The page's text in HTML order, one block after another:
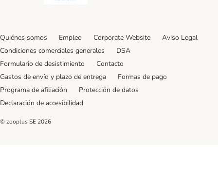
Quiénes somos Empleo Corporate Website
Aviso Legal
Condiciones comerciales generales
DSA
Formulario de desistimiento
Contacto
Gastos de envío y plazo de entrega
Formas de pago
Programa de afiliación
Protección de datos
Declaración de accesibilidad
© zooplus SE 2026